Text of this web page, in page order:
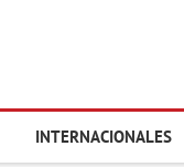
INTERNACIONALES